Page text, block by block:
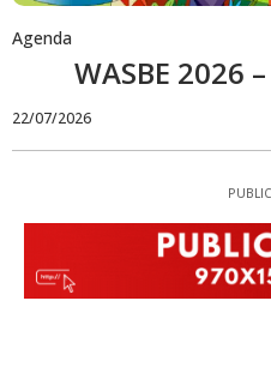
Agenda
WASBE 2026
22/07/2026